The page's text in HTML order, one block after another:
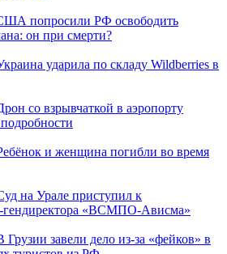
попросили РФ освободить
он при смерти?
ударила по складу Wildberries в
со взрывчаткой в аэропорту
и женщина погибли во время
на Урале приступил к
гендиректора «ВСМПО-Ависма»
Грузии завели дело из-за «фейков» в